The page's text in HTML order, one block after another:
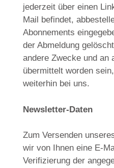
jederzeit über einen
Mail befindet,
Abonnements
der Abmeldung
andere Zwecke und an
übermittelt worden
weiterhin bei uns.
Newsletter-Daten
Zum Versenden
wir von Ihnen eine E-
Verifizierung der